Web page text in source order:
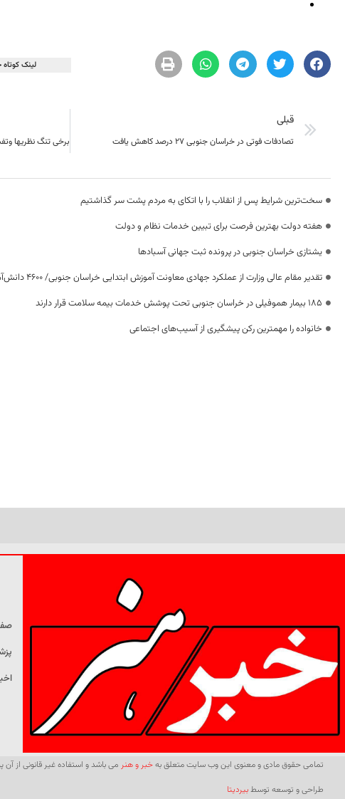
لینک کوتاه
قبلی
تصادفات فوتی در خراسان جنوبی ۲۷ درصد کاهش یافت
سخت‌ترین شرایط پس از انقلاب را با اتکای به مردم پشت سر گذاشتیم
هفته دولت بهترین فرصت برای تبیین خدمات نظام و دولت
یشتازی خراسان جنوبی در پرونده ثبت جهانی آسبادها
تقدیر مقام عالی وزارت از عملکرد جهادی معاونت آموزش ابتدایی خراسان جنوبی/ ۴۶۰۰ دانش‌آموز زیر چتر «طرح حامی»
۱۸۵ بیمار هموفیلی در خراسان جنوبی تحت پوشش خدمات بیمه سلامت قرار دارند
خانواده را مهمترین رکن پیشگیری از آسیب‌های اجتماعی
تمامی حقوق مادی و معنوی این وب سایت متعلق بهخبر و هنر می باشد و استفاده غیر قانونی از آن
طراحی و توسعه توسطبیردیتا